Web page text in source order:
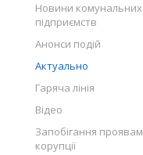
Новини комунальних
підприємств
Анонси подій
Актуально
Гаряча лінія
Відео
Запобігання проявам
корупції